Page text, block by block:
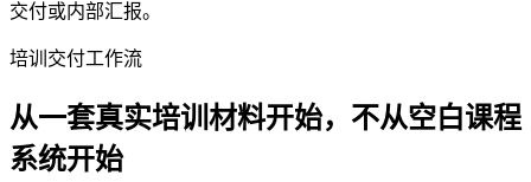
交付或内部汇报。
培训交付工作流
从一套真实培训材料开始，不从空白课程
系统开始